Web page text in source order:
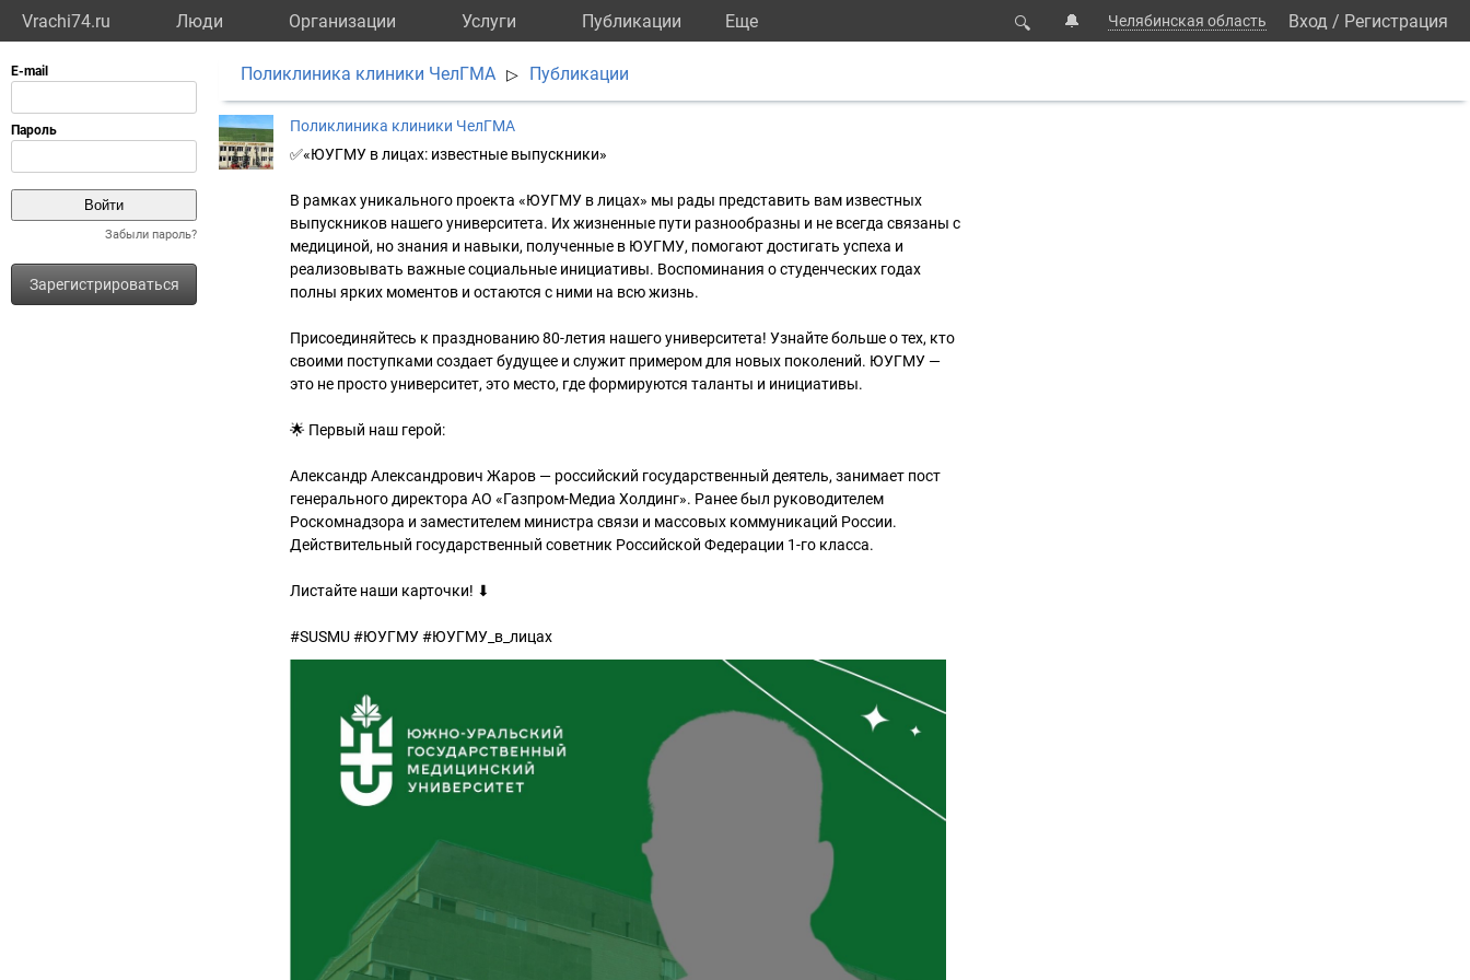
Vrachi74.ru Люди Организации Услуги Публикации Eще 🔍 🔔 Челябинская область Вход / Регистрация
Забыли пароль?
Зарегистрироваться
Поликлиника клиники ЧелГМА ▷ Публикации
Поликлиника клиники ЧелГМА
✅«ЮУГМУ в лицах: известные выпускники»
В рамках уникального проекта «ЮУГМУ в лицах» мы рады представить вам известных
выпускников нашего университета. Их жизненные пути разнообразны и не всегда связаны с
медициной, но знания и навыки, полученные в ЮУГМУ, помогают достигать успеха и
реализовывать важные социальные инициативы. Воспоминания о студенческих годах
полны ярких моментов и остаются с ними на всю жизнь.
Присоединяйтесь к празднованию 80-летия нашего университета! Узнайте больше о тех, кто
своими поступками создает будущее и служит примером для новых поколений. ЮУГМУ —
это не просто университет, это место, где формируются таланты и инициативы.
🌟 Первый наш герой:
Александр Александрович Жаров — российский государственный деятель, занимает пост
генерального директора АО «Газпром-Медиа Холдинг». Ранее был руководителем
Роскомнадзора и заместителем министра связи и массовых коммуникаций России.
Действительный государственный советник Российской Федерации 1-го класса.
Листайте наши карточки! ⬇
#SUSMU #ЮУГМУ #ЮУГМУ_в_лицах